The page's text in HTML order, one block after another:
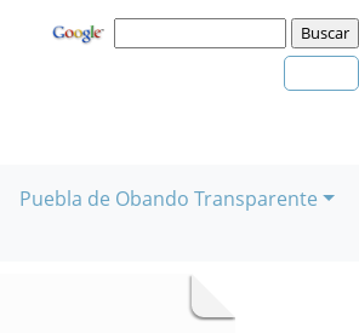
Puebla de Obando Transparente